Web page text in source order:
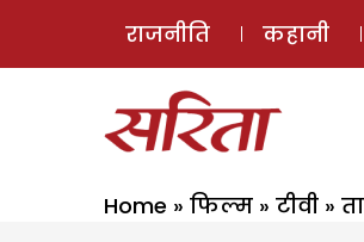
राजनीति कहानी
Home » फिल्म » टीवी »